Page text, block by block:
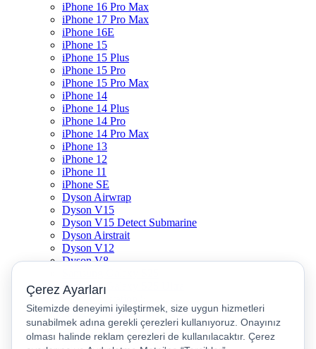
iPhone 16 Pro Max
iPhone 17 Pro Max
iPhone 16E
iPhone 15
iPhone 15 Plus
iPhone 15 Pro
iPhone 15 Pro Max
iPhone 14
iPhone 14 Plus
iPhone 14 Pro
iPhone 14 Pro Max
iPhone 13
iPhone 12
iPhone 11
iPhone SE
Dyson Airwrap
Dyson V15
Dyson V15 Detect Submarine
Dyson Airstrait
Dyson V12
Dyson V8
Samsung Galaxy S25 Ultra
PS5 / Playstation 5
PS4 / Playstation 4
Nintendo Switch
Xbox Series S